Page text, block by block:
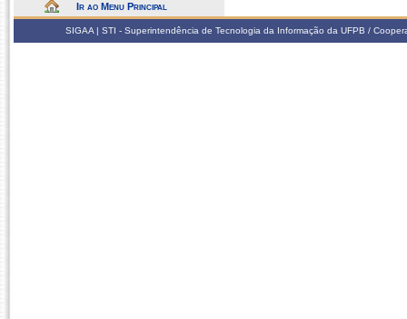
Ir ao Menu Principal
SIGAA | STI - Superintendência de Tecnologia da Informação da UFPB /